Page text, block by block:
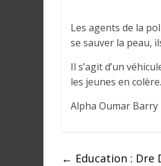
é
Les agents de la
se sauver la peau,
Il s’agit d’un
les jeunes en colère.
Alpha Oumar Barry
← Education : Dre